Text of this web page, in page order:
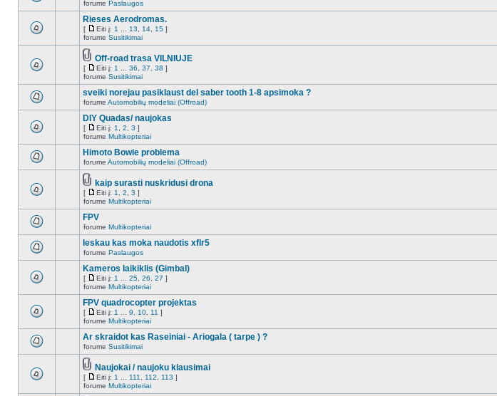
forume Paslaugos
Rieses Aerodromas.
[ Eiti į: 1 13 14 15 ]
forume Susitikimai
Off-road trasa VILNIUJE
[ Eiti į: 1 36 37 38 ]
forume Susitikimai
sveiki norejau pasiklaust del saber tooth 1-8 apsimoka ?
forume Automobilių modeliai (Offroad)
DIY Quadas/ naujokas
[ Eiti į: 1 2 3 ]
forume Multikopteriai
Himoto Bowie problema
forume Automobilių modeliai (Offroad)
kaip surasti nuskridusi drona
[ Eiti į: 1 2 3 ]
forume Multikopteriai
FPV
forume Multikopteriai
Ieskau kas moka naudotis xflr5
forume Paslaugos
Kameros laikiklis (Gimbal)
[ Eiti į: 1 25 26 27 ]
forume Multikopteriai
FPV quadrocopter projektas
[ Eiti į: 1 9 10 11 ]
forume Multikopteriai
Ar skraidot kas Raseiniai - Ariogala ( tarpe ) ?
forume Susitikimai
Naujokai / naujoku klausimai
[ Eiti į: 1 111 112 113 ]
forume Multikopteriai